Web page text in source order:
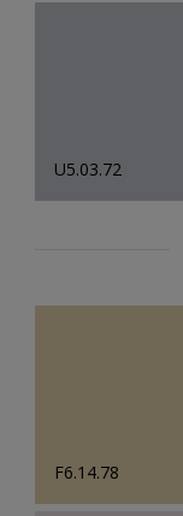
U5.03.72
F6.14.78